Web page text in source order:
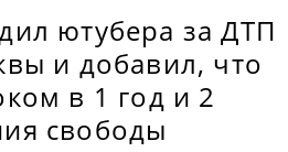
ютубера за ДТП
и добавил, что
в 1 год и 2
свободы